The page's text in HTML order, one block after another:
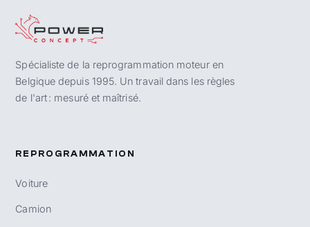
Spécialiste de la reprogrammation moteur en
Belgique depuis 1995. Un travail dans les règles
de l'art : mesuré et maîtrisé.
REPROGRAMMATION
Voiture
Camion